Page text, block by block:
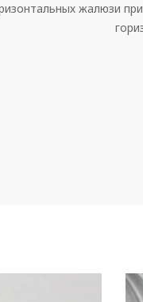
жалюзи